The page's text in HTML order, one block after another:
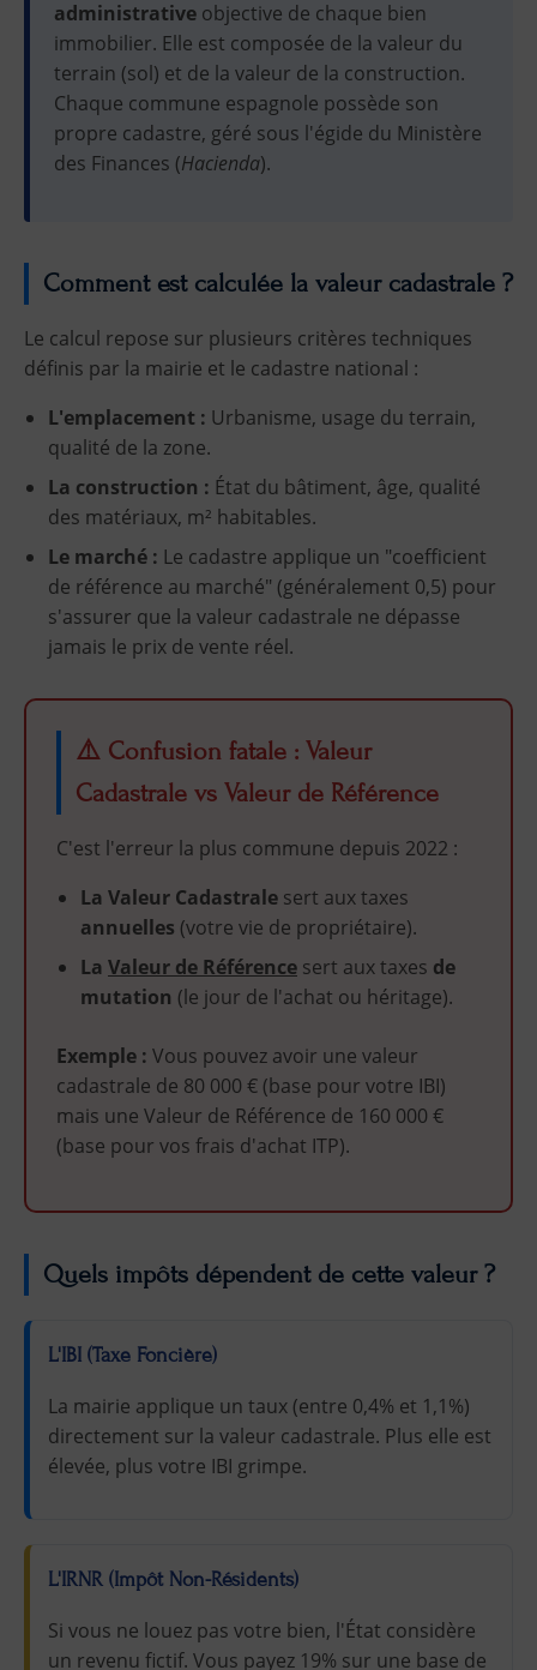
administrative objective de chaque bien
immobilier. Elle est composée de la valeur du
terrain (sol) et de la valeur de la construction.
Chaque commune espagnole possède son
propre cadastre, géré sous l'égide du Ministère
des Finances (Hacienda).
Comment est calculée la valeur cadastrale ?
Le calcul repose sur plusieurs critères techniques
définis par la mairie et le cadastre national :
L'emplacement : Urbanisme, usage du terrain,
qualité de la zone.
La construction : État du bâtiment, âge, qualité
des matériaux, m² habitables.
Le marché : Le cadastre applique un "coefficient
de référence au marché" (généralement 0,5) pour
s'assurer que la valeur cadastrale ne dépasse
jamais le prix de vente réel.
⚠️ Confusion fatale : Valeur
Cadastrale vs Valeur de Référence
C'est l'erreur la plus commune depuis 2022 :
La Valeur Cadastrale sert aux taxes
annuelles (votre vie de propriétaire).
La Valeur de Référence sert aux taxes de
mutation (le jour de l'achat ou héritage).
Exemple : Vous pouvez avoir une valeur
cadastrale de 80 000 € (base pour votre IBI)
mais une Valeur de Référence de 160 000 €
(base pour vos frais d'achat ITP).
Quels impôts dépendent de cette valeur ?
L'IBI (Taxe Foncière)
La mairie applique un taux (entre 0,4% et 1,1%)
directement sur la valeur cadastrale. Plus elle est
élevée, plus votre IBI grimpe.
L'IRNR (Impôt Non-Résidents)
Si vous ne louez pas votre bien, l'État considère
un revenu fictif. Vous payez 19% sur une base de